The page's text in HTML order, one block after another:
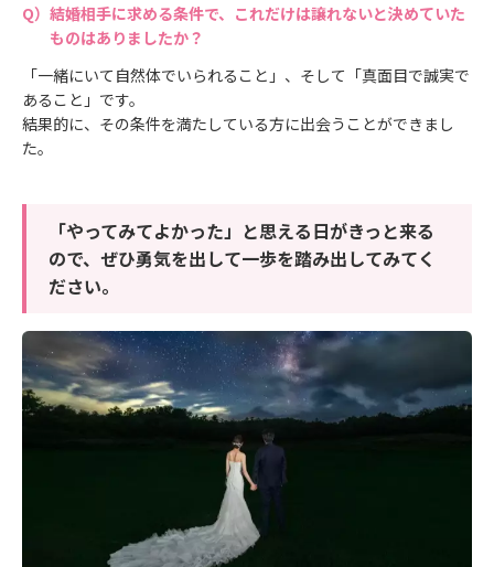
結婚相手に求める条件で、これだけは譲れないと決めていた
ものはありましたか？
「一緒にいて自然体でいられること」、そして「真面目で誠実で
あること」です。
結果的に、その条件を満たしている方に出会うことができまし
た。
「やってみてよかった」と思える日がきっと来る
ので、ぜひ勇気を出して一歩を踏み出してみてく
ださい。